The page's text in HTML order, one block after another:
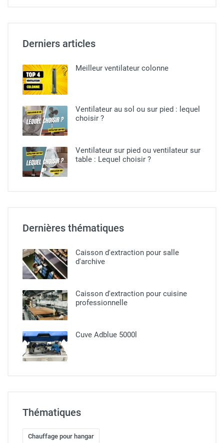
Derniers articles
Meilleur ventilateur colonne
Ventilateur au sol ou sur pied​ : lequel
choisir ?
Ventilateur sur pied ou ventilateur sur
table : Lequel choisir ?
Dernières thématiques
Caisson d'extraction pour salle
d'archive
Caisson d'extraction pour cuisine
professionnelle​
Cuve Adblue 5000l
Thématiques
Chauffage pour hangar